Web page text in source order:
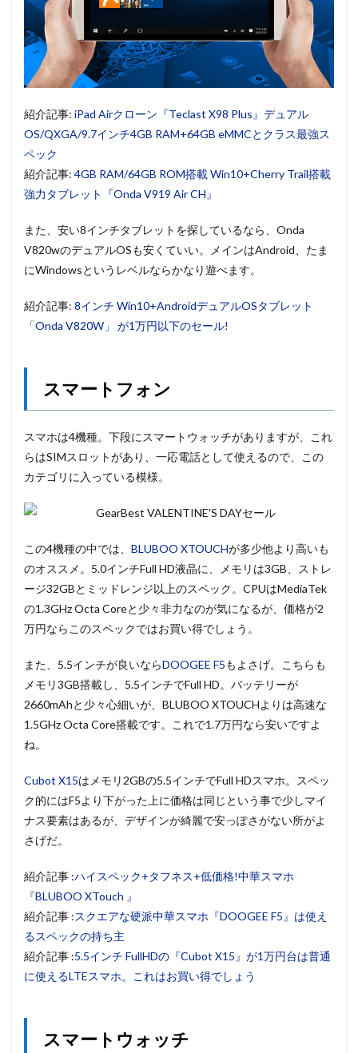
紹介記事: iPad Airクローン『Teclast X98 Plus』デュアル
OS/QXGA/9.7インチ4GB RAM+64GB eMMCとクラス最強ス
ペック
紹介記事: 4GB RAM/64GB ROM搭載 Win10+Cherry Trail搭載
強力タブレット『Onda V919 Air CH』
また、安い8インチタブレットを探しているなら、Onda
V820wのデュアルOSも安くていい。メインはAndroid、たま
にWindowsというレベルならかなり遊べます。
紹介記事: 8インチ Win10+AndroidデュアルOSタブレット
「Onda V820W」 が1万円以下のセール!
スマートフォン
スマホは4機種。下段にスマートウォッチがありますが、これ
らはSIMスロットがあり、一応電話として使えるので、この
カテゴリに入っている模様。
この4機種の中では、 BLUBOO XTOUCHが多少他より高いも
のオススメ。5.0インチFull HD液晶に、メモリは3GB、ストレ
ージ32GBとミッドレンジ以上のスペック。CPUはMediaTek
の1.3GHz Octa Coreと少々非力なのが気になるが、価格が2
万円ならこのスペックではお買い得でしょう。
また、5.5インチが良いならDOOGEE F5もよさげ。こちらも
メモリ3GB搭載し、5.5インチでFull HD。バッテリーが
2660mAhと少々心細いが、BLUBOO XTOUCHよりは高速な
1.5GHz Octa Core搭載です。これで1.7万円なら安いですよ
ね。
Cubot X15はメモリ2GBの5.5インチでFull HDスマホ。スペッ
ク的にはF5より下がった上に価格は同じという事で少しマイ
ナス要素はあるが、デザインが綺麗で安っぽさがない所がよ
さげだ。
紹介記事 :ハイスペック+タフネス+低価格!中華スマホ
『BLUBOO XTouch 』
紹介記事 :スクエアな硬派中華スマホ『DOOGEE F5』は使え
るスペックの持ち主
紹介記事 :5.5インチ FullHDの『Cubot X15』が1万円台は普通
に使えるLTEスマホ。これはお買い得でしょう
スマートウォッチ